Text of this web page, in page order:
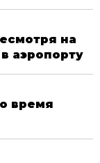
на
аэропорту
время